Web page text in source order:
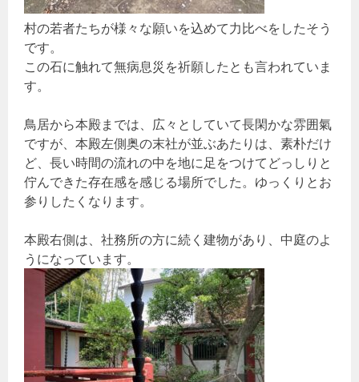
村の若者たちが様々な願いを込めて力比べをしたそう
です。
この石に触れて無病息災を祈願したとも言われていま
す。
鳥居から本殿までは、広々としていて長閑かな雰囲氣
ですが、本殿左側奥の末社が並ぶあたりは、素朴だけ
ど、長い時間の流れの中を地に足をつけてどっしりと
佇んできた存在感を感じる場所でした。ゆっくりとお
参りしたくなります。
本殿右側は、社務所の方に続く建物があり、中庭のよ
うになっています。